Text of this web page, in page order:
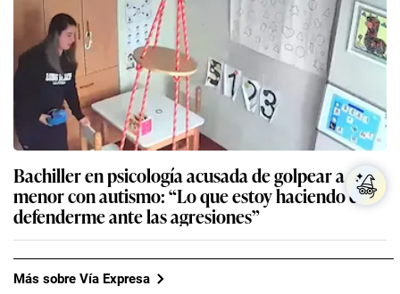
Bachiller en psicología acusada de golpear a
menor con autismo: “Lo que estoy haciendo es
defenderme ante las agresiones”
Más sobre Vía Expresa